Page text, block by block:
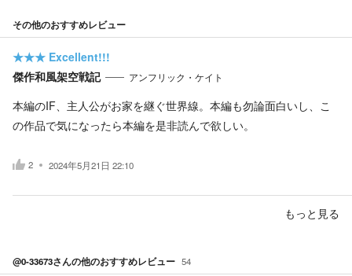
その他のおすすめレビュー
★★★ Excellent!!!
傑作和風架空戦記
アンフリック・ケイト
本編のIF、主人公がお家を継ぐ世界線。本編も勿論面白いし、こ
の作品で気になったら本編を是非読んで欲しい。
2 2024年5月21日 22:10
もっと見る
@0-33673さんの他のおすすめレビュー 54